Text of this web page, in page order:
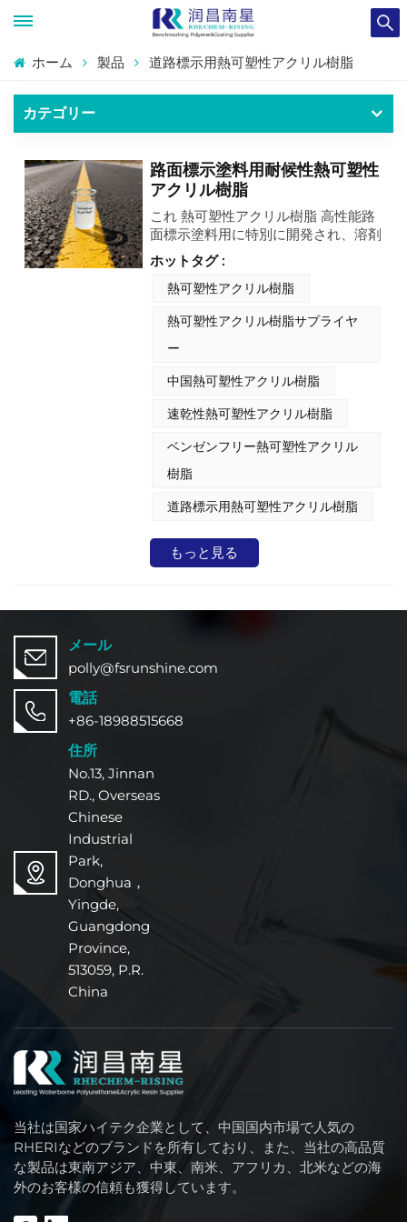
ホーム 製品 道路標示用熱可塑性アクリル樹脂
カテゴリー
路面標示塗料用耐候性熱可塑性
アクリル樹脂
これ 熱可塑性アクリル樹脂 高性能路
面標示塗料用に特別に開発され、溶剤
の蒸発のみで乾燥し、鎖の絡み合いに
より耐久性のある塗膜を形成します。
このメカニズムにより、効率的な路面
い塗り重ね時間を実現します。得られ
た塗膜は、優れた耐候性を備え、優れ
および環境劣化に対する優れた耐性を
リル樹脂ベースの塗料は特定の溶剤に
ナンスが容易です。主に路面標示用途
向けに配合されていますが、この熱可
囲条件の影響を受けます。重要な考慮
剤の影響を受けやすいことです。
ホットタグ :
熱可塑性アクリル樹脂
熱可塑性アクリル樹脂サプライヤ
ー
中国熱可塑性アクリル樹脂
速乾性熱可塑性アクリル樹脂
ベンゼンフリー熱可塑性アクリル
樹脂
道路標示用熱可塑性アクリル樹脂
もっと見る
メール
polly@fsrunshine.com
電話
+86-18988515668
住所
No.13, Jinnan
RD., Overseas
Chinese
Industrial
Park,
Donghua，
Yingde,
Guangdong
Province,
513059, P.R.
China
当社は国家ハイテク企業として、中国国内市場で人気の
RHERIなどのブランドを所有しており、また、当社の高品質
な製品は東南アジア、中東、南米、アフリカ、北米などの海
外のお客様の信頼も獲得しています。